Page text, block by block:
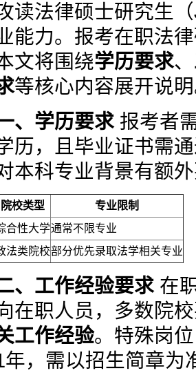
读法律硕士研究生
能力。报考在职法
文将围绕学历要求、
等核心内容展开说
、学历要求报考者
历，且毕业证书需
本科专业背景有额
院校类型
专业限制
合性大学通常不限专业
法类院校部分优先录取法学相关专业
、工作经验要求在
在职人员，多数院
工作经验。特殊岗
年，需以招生简章为